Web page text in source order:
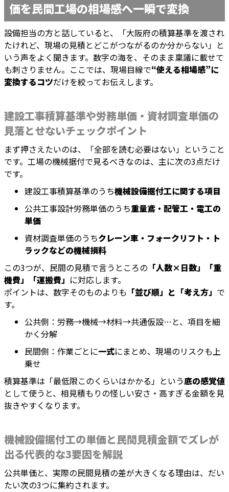
価を民間工場の相場感へ一瞬で変換
設備担当の方と話していると、「大阪府の積算基準を渡され
たけれど、現場の見積とどこがつながるのか分からない」と
いう声をよく聞きます。数字の海を、そのまま稟議に載せて
も刺さりません。ここでは、現場目線で“使える相場感”に
変換するコツだけを絞ってお伝えします。
建設工事積算基準や労務単価・資材調査単価の
見落とせないチェックポイント
まず押さえたいのは、「全部を読む必要はない」ということ
です。工場の機械据付で見るべきなのは、主に次の3点だけ
です。
建設工事積算基準のうち機械設備据付工に関する項目
公共工事設計労務単価のうち重量鳶・配管工・電工の
単価
資材調査単価のうちクレーン車・フォークリフト・ト
ラックなどの機械損料
この3つが、民間の見積で言うところの 「人数×日数」「重
機費」「運搬費」 に対応します。
ポイントは、数字そのものよりも 「並び順」と「考え方」 で
す。
公共側：労務→機械→材料→共通仮設…と、項目を細
かく分解
民間側：作業ごとに一式にまとめ、現場のリスクも上
乗せ
積算基準は「最低限このくらいはかかる」という底の感覚値
として使うと、相見積もりの怪しい安さ・高すぎる金額を見
抜きやすくなります。
機械設備据付工の単価と民間見積金額でズレが
出る代表的な3要因を解説
公共単価と、実際の民間見積の差が大きくなる理由は、だい
たい次の3つに集約されます。